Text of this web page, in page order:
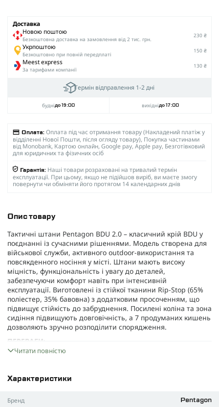
Доставка
Новою поштою
Безкоштовна доставка на замовлення від 2 тис. грн.
230 ₴
Укрпоштою
Безкоштовно при повній передплаті
150 ₴
Meest express
За тарифами компанії
130 ₴
Термін відправлення 1-2 дні
буднідо 19:00 вихіднідо 17:00
Оплата: Оплата під час отримання товару (Накладений платіж у
відділенні Нової Пошти, після огляду товару), Покупка частинами
від Monobank, Картою онлайн, Google pay, Apple pay, Безготівковий
для юридичних та фізичних осіб
Гарантія: Наші товари розраховані на тривалий термін
експлуатації. При цьому, якщо не підійшов виріб, ви маєте змогу
повернути чи обміняти його протягом 14 календарних днів
Опис товару
Тактичні штани Pentagon BDU 2.0 – класичний крій BDU у
поєднанні із сучасними рішеннями. Модель створена для
військової служби, активного outdoor-використання та
повсякденного носіння у місті. Штани мають високу
міцність, функціональність і увагу до деталей,
забезпечуючи комфорт навіть при інтенсивній
експлуатації. Виготовлені із стійкої тканини Rip-Stop (65%
поліестер, 35% бавовна) з додатковим просоченням, що
підвищує стійкість до забруднення. Посилені коліна та зона
сидіння підвищують довговічність, а 7 продуманих кишень
дозволяють зручно розподілити спорядження.
ПЕРЕВАГИ:
Міцна тканина Rip-Stop із просоченням для захисту від
7 кишень, включаючи місткі карго та плоску бокову
Укріплені коліна та сидіння для підвищеної
Читати повністю
Характеристики
Бренд Pentagon